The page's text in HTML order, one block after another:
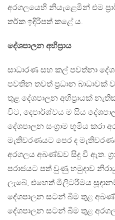
අරගලයෙහි නියැළෙමින් එම
තර්ක ඉදිරිපත් කළේ ය.
දේශපාලන අභිප්‍රාය
සාධාරණ සහ කල් පවත්නා
පවතින තවත් ප්‍රධාන බාධාවක්
තුළ දේශපාලන අභිප්‍රායක්
විට, දෙපාර්ශ්වය ම සිය
දේශපාලන සංග්‍රාම භූමිය කරා
මැතිවරණයට පෙර ද
අරගලය අඛණ්ඩව සිදු වී ඇත.
පරාජයට පත් වුණු හමුදාව
ලැබේ, එහෙත් මිලිටරිමය
දේශපාලන සටන් බිම තුළ
දේශපාලන සටන් බිම තුළ